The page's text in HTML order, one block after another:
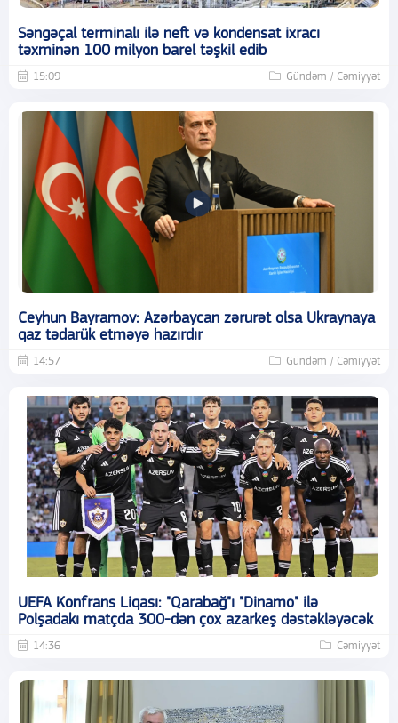
Səngəçal terminalı ilə neft və kondensat ixracı
təxminən 100 milyon barel təşkil edib
15:09 Gündəm / Cəmiyyət
Ceyhun Bayramov: Azərbaycan zərurət olsa Ukraynaya
qaz tədarük etməyə hazırdır
14:57 Gündəm / Cəmiyyət
UEFA Konfrans Liqası: "Qarabağ"ı "Dinamo" ilə
Polşadakı matçda 300-dən çox azarkeş dəstəkləyəcək
14:36 Cəmiyyət